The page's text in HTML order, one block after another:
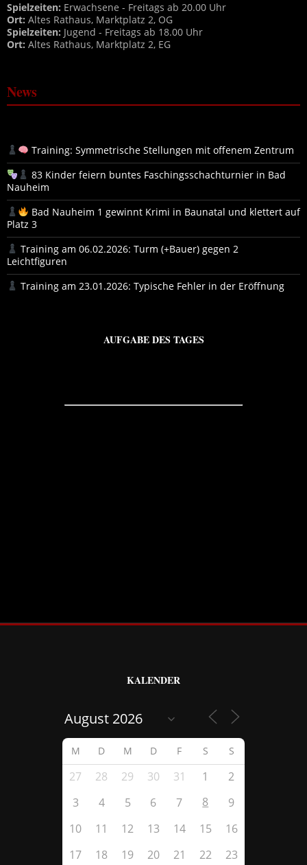
Spielzeiten: Erwachsene - Freitags ab 20.00 Uhr
Ort: Altes Rathaus, Marktplatz 2, OG
Spielzeiten: Jugend - Freitags ab 18.00 Uhr
Ort: Altes Rathaus, Marktplatz 2, EG
News
Training: Symmetrische Stellungen mit offenem Zentrum
83 Kinder feiern buntes Faschingsschachturnier in Bad
Nauheim
Bad Nauheim 1 gewinnt Krimi in Baunatal und klettert auf
Platz 3
Training am 06.02.2026: Turm (+Bauer) gegen 2
Leichtfiguren
Training am 23.01.2026: Typische Fehler in der Eröffnung
AUFGABE DES TAGES
KALENDER
M D M D F S S
27 28 29 30 31 1
2
3
4 5 6 7 8
9
10
11 12 13 14 15
16
17
18 19 20 21 22 23